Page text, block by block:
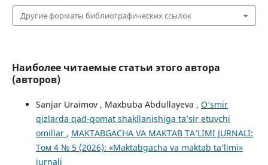
Другие форматы библиографических ссылок
Наиболее читаемые статьи этого автора
(авторов)
Sanjar Uraimov , Maxbuba Abdullayeva , O‘smir
qizlarda qad-qomat shakllanishiga ta’sir etuvchi
omillar , MAKTABGACHA VA MAKTAB TA’LIMI JURNALI:
Том 4 № 5 (2026): «Maktabgacha va maktab ta’limi»
jurnali